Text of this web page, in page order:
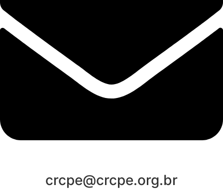
crcpe@crcpe.org.br